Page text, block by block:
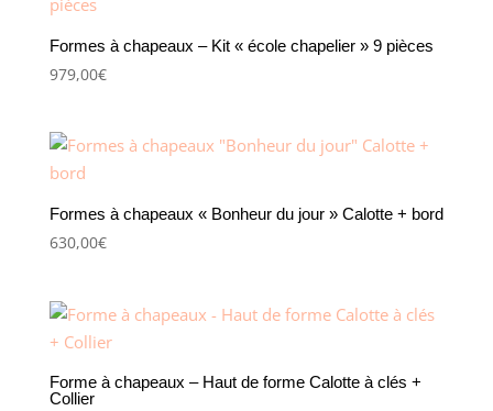
Formes à chapeaux – Kit « école chapelier » 9 pièces
979,00€
Formes à chapeaux « Bonheur du jour » Calotte + bord
630,00€
Forme à chapeaux – Haut de forme Calotte à clés +
Collier